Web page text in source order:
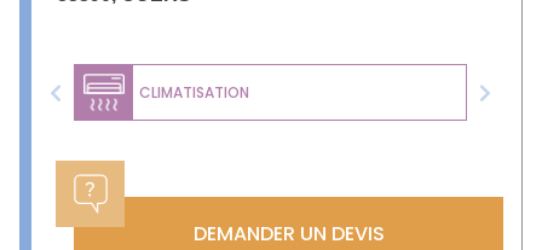
CLIMATISATION
Previous Next
DEMANDER UN DEVIS